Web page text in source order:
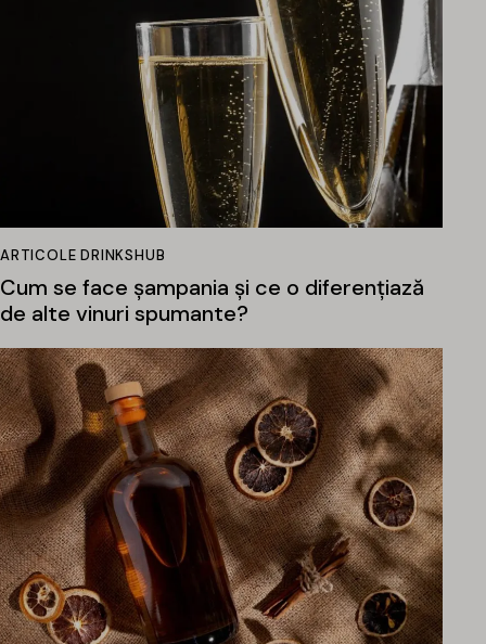
ARTICOLE DRINKSHUB
Cum se face șampania și ce o diferențiază
de alte vinuri spumante?